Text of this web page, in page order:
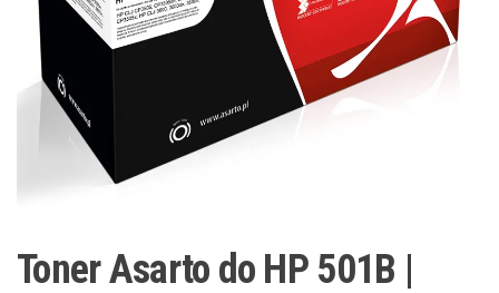
Toner Asarto do HP 501B |